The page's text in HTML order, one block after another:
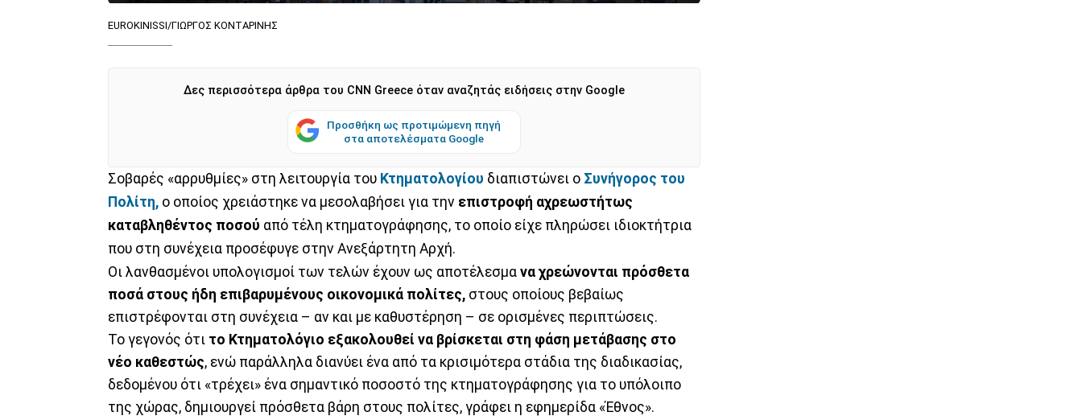
EUROKINISSI/ΓΙΩΡΓΟΣ ΚΟΝΤΑΡΙΝΗΣ
Δες περισσότερα άρθρα του CNN Greece όταν αναζητάς ειδήσεις στην Google
Προσθήκη ως προτιμώμενη πηγή
στα αποτελέσματα Google
Σοβαρές «αρρυθμίες» στη λειτουργία του Κτηματολογίου διαπιστώνει ο Συνήγορος του
Πολίτη, ο οποίος χρειάστηκε να μεσολαβήσει για την επιστροφή αχρεωστήτως
καταβληθέντος ποσού από τέλη κτηματογράφησης, το οποίο είχε πληρώσει ιδιοκτήτρια
που στη συνέχεια προσέφυγε στην Ανεξάρτητη Αρχή.
Οι λανθασμένοι υπολογισμοί των τελών έχουν ως αποτέλεσμα να χρεώνονται πρόσθετα
ποσά στους ήδη επιβαρυμένους οικονομικά πολίτες, στους οποίους βεβαίως
επιστρέφονται στη συνέχεια – αν και με καθυστέρηση – σε ορισμένες περιπτώσεις.
Το γεγονός ότι το Κτηματολόγιο εξακολουθεί να βρίσκεται στη φάση μετάβασης στο
νέο καθεστώς, ενώ παράλληλα διανύει ένα από τα κρισιμότερα στάδια της διαδικασίας,
δεδομένου ότι «τρέχει» ένα σημαντικό ποσοστό της κτηματογράφησης για το υπόλοιπο
της χώρας, δημιουργεί πρόσθετα βάρη στους πολίτες, γράφει η εφημερίδα «Έθνος».